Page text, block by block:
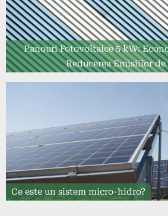
Panouri Fotovoltaice 5 kW:
Reducerea Emisiilor de
Ce este un sistem micro-hidro?